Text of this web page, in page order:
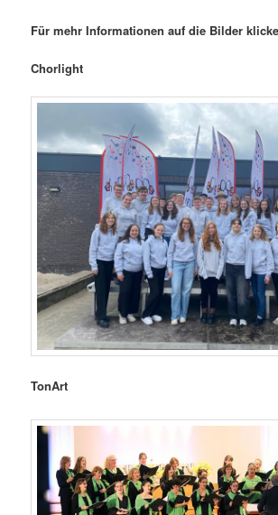
Für mehr Informationen auf die Bilder
Chorlight
TonArt